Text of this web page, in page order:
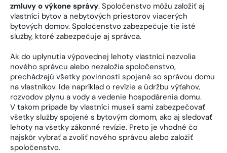
zmluvy o výkone správy. Spoločenstvo môžu založiť aj
vlastníci bytov a nebytových priestorov viacerých
bytových domov. Spoločenstvo zabezpečuje tie isté
služby, ktoré zabezpečuje aj správca.
Ak do uplynutia výpovednej lehoty vlastníci nezvolia
nového správcu alebo nezaložia spoločenstvo,
prechádzajú všetky povinnosti spojené so správou domu
na vlastníkov. Ide napríklad o revízie a údržbu výťahov,
rozvodov plynu a vody a vedenie hospodárenia domu.
V takom prípade by vlastníci museli sami zabezpečovať
všetky služby spojené s bytovým domom, ako aj sledovať
lehoty na všetky zákonné revízie. Preto je vhodné čo
najskôr vybrať a zvoliť nového správcu alebo založiť
spoločenstvo.